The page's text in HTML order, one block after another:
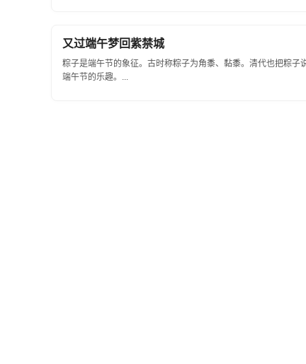
又过端午梦回紫禁城
粽子是端午节的象征。古时称粽子为角黍、黏黍。清代也把粽子
端午节的乐趣。...